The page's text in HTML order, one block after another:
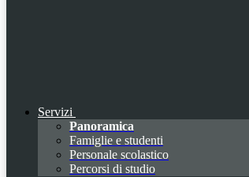
Servizi
Panoramica
Famiglie e studenti
Personale scolastico
Percorsi di studio